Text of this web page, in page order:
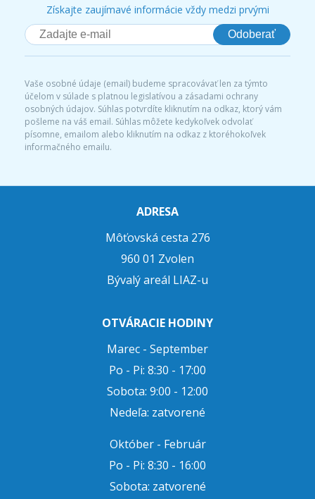
Získajte zaujímavé informácie vždy medzi prvými
Odoberať
Vaše osobné údaje (email) budeme spracovávať len za týmto
účelom v súlade s platnou legislatívou a zásadami ochrany
osobných údajov. Súhlas potvrdíte kliknutím na odkaz, ktorý vám
pošleme na váš email. Súhlas môžete kedykoľvek odvolať
písomne, emailom alebo kliknutím na odkaz z ktoréhokoľvek
informačného emailu.
ADRESA
Môťovská cesta 276
960 01 Zvolen
Bývalý areál LIAZ-u
OTVÁRACIE HODINY
Marec - September
Po - Pi: 8:30 - 17:00
Sobota: 9:00 - 12:00
Nedeľa: zatvorené
Október - Február
Po - Pi: 8:30 - 16:00
Sobota: zatvorené